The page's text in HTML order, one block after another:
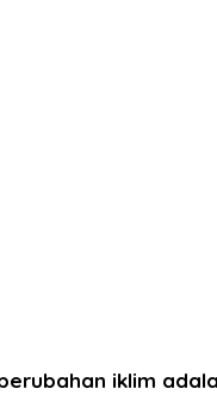
iklim